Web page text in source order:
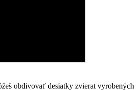
obdivovať desiatky zvierat